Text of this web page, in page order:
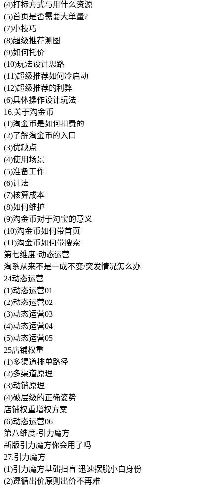
(4)打标方式与用什么资源
(5)首页是否需要大单量?
(7)小技巧
(8)超级推荐测图
(9)如何托价
(10)玩法设计思路
(11)超级推荐如何冷启动
(12)超级推荐的利弊
(6)具体操作设计玩法
16.关于淘金币
(1)淘金币是如何扣费的
(2)了解淘金币的入口
(3)优缺点
(4)使用场景
(5)准备工作
(6)计法
(7)核算成本
(8)如何维护
(9)淘金币对于淘宝的意义
(10)淘金币如何带首页
(11)淘金币如何带搜索
第七维度·动态运营
淘系从来不是一成不变/突发情况怎么办
24动态运营
(1)动态运营01
(2)动态运营02
(3)动态运营03
(4)动态运营04
(5)动态运营05
25店铺权重
(1)多渠道排单路径
(2)多渠道原理
(3)动销原理
(4)破层级的正确姿势
店铺权重增权方案
(6)动态运营06
第八维度·引力魔方
新版引力魔方你会用了吗
27.引力魔方
(1)引力魔方基础扫盲 迅速摆脱小白身份
(2)遵循出价原则出价不再难